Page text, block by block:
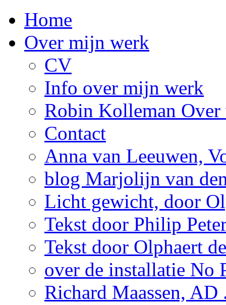
Home
Over mijn werk
CV
Info over mijn werk
Robin Kolleman
Contact
Anna van Leeuwen,
blog Marjolijn van
Licht gewicht, door
Tekst door Philip
Tekst door Olphaert
over de installatie No
Richard Maassen, AD